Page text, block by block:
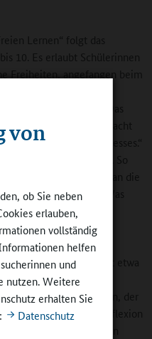
von
ob Sie neben
erlauben,
vollständig
helfen
und
nutzen. Weitere
erhalten Sie
Datenschutz
Lernen“ folgt das
10. Es erlaubt Schülerinnen
Freiheiten, angefangen beim
sie auch Methoden,
Heike Hermann: „Das
Kompetenzen und macht
eigenen Lernprozesses.“
Rolle der Lehrkräfte. So
Stunden die Fragen an die
Leistungsstand ein? Was
euch dabei helfen?“
übergeordneter
Zu der gehört etwa
Themenfindung und -
und -organisation, der
und schließlich der Reflexion
für das Projektlernen